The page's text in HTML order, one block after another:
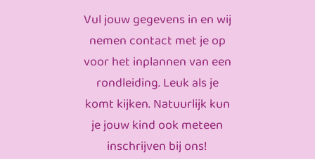
Vul jouw gegevens in en wij
nemen contact met je op
voor het inplannen van een
rondleiding. Leuk als je
komt kijken. Natuurlijk kun
je jouw kind ook meteen
inschrijven bij ons!